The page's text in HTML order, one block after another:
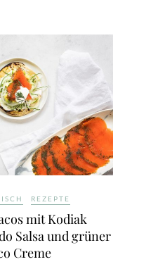
REZEPTE
mit Kodiak
Salsa und grüner
Creme